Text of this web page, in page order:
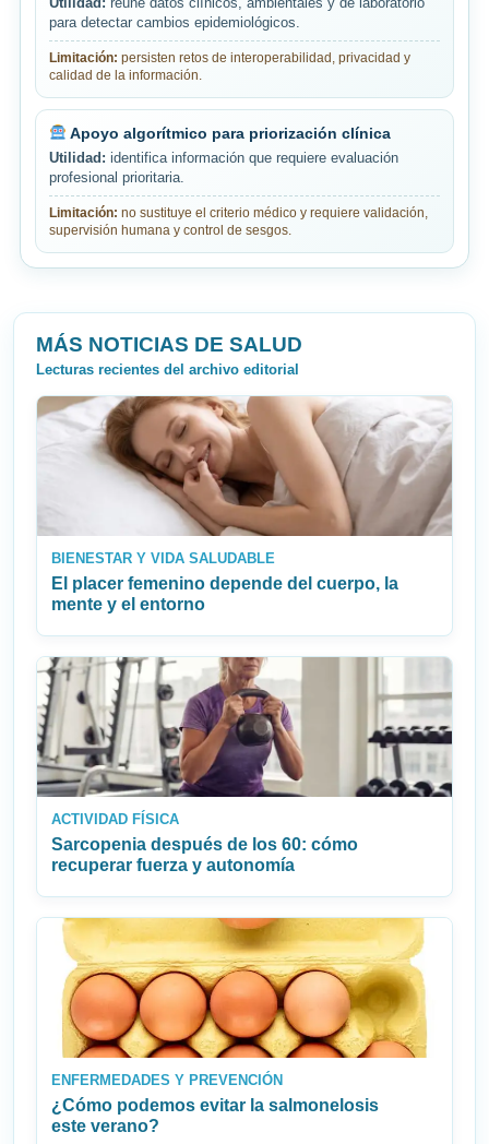
Utilidad: reúne datos clínicos, ambientales y de laboratorio
para detectar cambios epidemiológicos.
Limitación: persisten retos de interoperabilidad, privacidad y
calidad de la información.
Apoyo algorítmico para priorización clínica
Utilidad: identifica información que requiere evaluación
profesional prioritaria.
Limitación: no sustituye el criterio médico y requiere validación,
supervisión humana y control de sesgos.
MÁS NOTICIAS DE SALUD
Lecturas recientes del archivo editorial
BIENESTAR Y VIDA SALUDABLE
El placer femenino depende del cuerpo, la
mente y el entorno
ACTIVIDAD FÍSICA
Sarcopenia después de los 60: cómo
recuperar fuerza y autonomía
ENFERMEDADES Y PREVENCIÓN
¿Cómo podemos evitar la salmonelosis
este verano?